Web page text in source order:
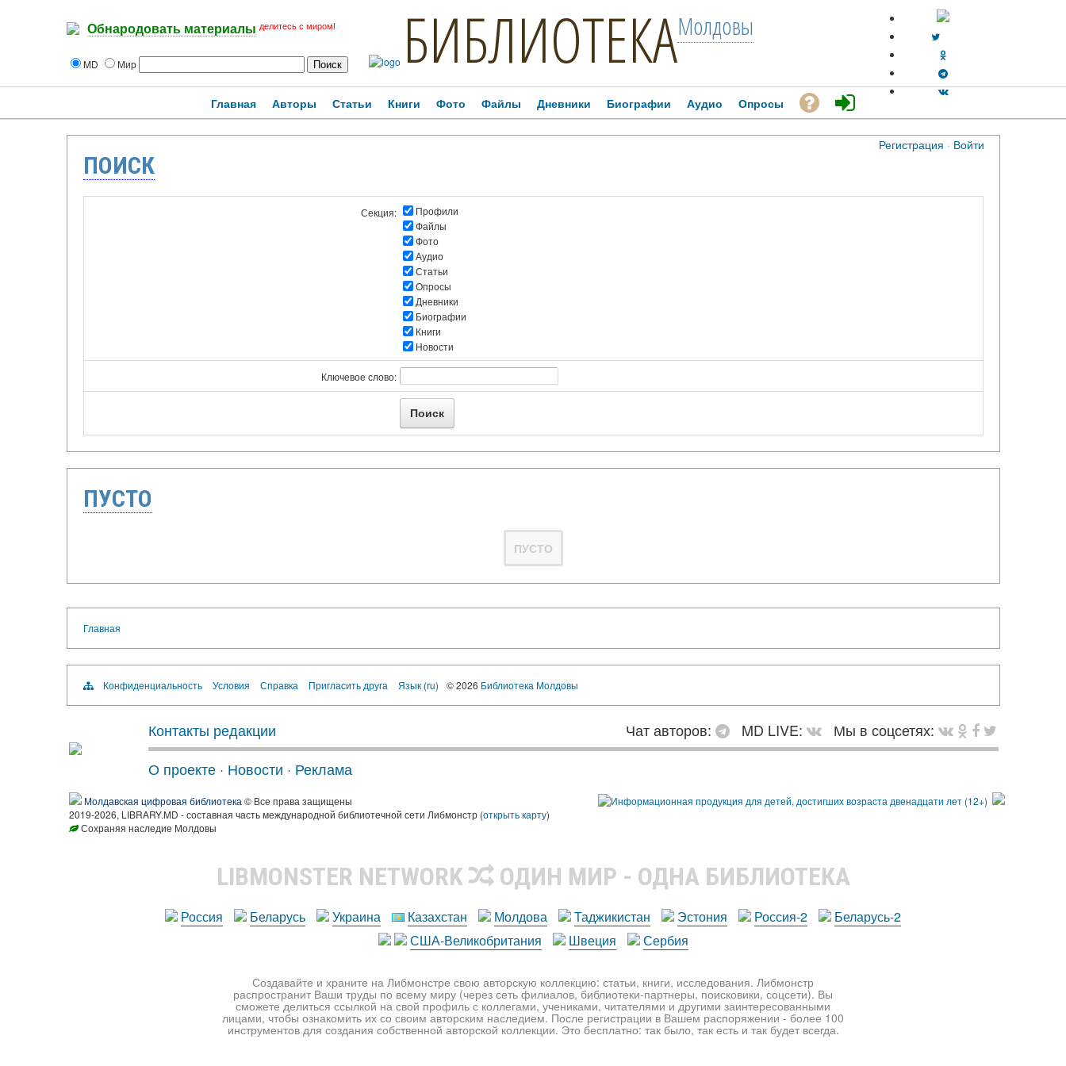
Обнародовать материалы делитесь с миром!
MD Мир БИБЛИОТЕКАМолдовы
Регистрация · Войти
Главная Авторы Статьи Книги Фото Файлы Дневники Биографии Аудио Опросы
ПОИСК
Секция:
Профили
Файлы
Фото
Аудио
Статьи
Опросы
Дневники
Биографии
Книги
Новости
Ключевое слово:
ПУСТО
ПУСТО
Главная
Конфиденциальность Условия Справка Пригласить друга Язык (ru) © 2026 Библиотека Молдовы
Контакты редакции Чат авторов: MD LIVE:
Мы в соцсетях:
О проекте · Новости · Реклама
Молдавская цифровая библиотека © Все права защищены
2019-2026, LIBRARY.MD - составная часть международной библиотечной сети Либмонстр (открыть карту)
Сохраняя наследие Молдовы
LIBMONSTER NETWORK ОДИН МИР - ОДНА БИБЛИОТЕКА
Россия Беларусь Украина Казахстан Молдова Таджикистан Эстония Россия-2
Беларусь-2
США-Великобритания
Швеция Сербия
Создавайте и храните на Либмонстре свою авторскую коллекцию: статьи, книги, исследования. Либмонстр
распространит Ваши труды по всему миру (через сеть филиалов, библиотеки-партнеры, поисковики, соцсети). Вы
сможете делиться ссылкой на свой профиль с коллегами, учениками, читателями и другими заинтересованными
лицами, чтобы ознакомить их со своим авторским наследием. После регистрации в Вашем распоряжении - более 100
инструментов для создания собственной авторской коллекции. Это бесплатно: так было, так есть и так будет всегда.